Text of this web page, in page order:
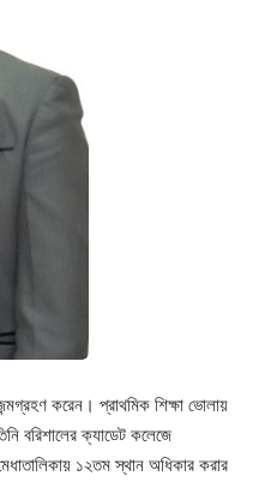
করেন। প্রাথমিক শিক্ষা ভোলায়
বরিশালের ক্যাডেট কলেজে
১২তম স্থান অধিকার করার